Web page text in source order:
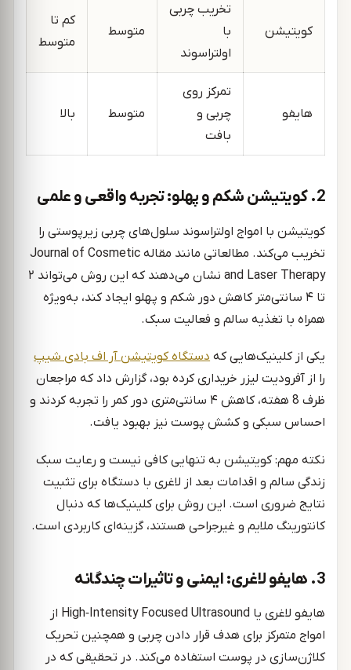
کویتیشن
تخریب چربی
با
اولتراسوند
متوسط
کم تا
متوسط
هایفو
تمرکز روی
چربی و
بافت
متوسط بالا
2. کویتیشن شکم و پهلو: تجربه واقعی و علمی
کویتیشن با امواج اولتراسوند سلول‌های چربی زیرپوستی را
تخریب می‌کند. مطالعاتی مانند مقاله Journal of Cosmetic
and Laser Therapy نشان می‌دهند که این روش می‌تواند ۲
تا ۴ سانتی‌متر کاهش دور شکم و پهلو ایجاد کند، به‌ویژه
همراه با تغذیه سالم و فعالیت سبک.
یکی از کلینیک‌هایی کهدستگاه کویتیشن آر اف بادی شیپ
را از آفرودیت لیزر خریداری کرده بود، گزارش داد که مراجعان
ظرف 8 هفته، کاهش ۴ سانتی‌متری دور کمر را تجربه کردند و
احساس سبکی و کشش پوست نیز بهبود یافت.
نکته مهم: کویتیشن به تنهایی کافی نیست و رعایت سبک
زندگی سالم و اقدامات بعد از لاغری با دستگاه برای تثبیت
نتایج ضروری است. این روش برای کلینیک‌ها که دنبال
کانتورینگ ملایم و غیرجراحی هستند، گزینه‌ای کاربردی است.
3. هایفو لاغری: ایمنی و تاثیرات چندگانه
هایفو لاغری یا High‑Intensity Focused Ultrasound از
امواج متمرکز برای هدف قرار دادن چربی و همچنین تحریک
کلاژن‌سازی در پوست استفاده می‌کند. در تحقیقی که در